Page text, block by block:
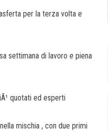
per la terza volta e
settimana di lavoro e piena
quotati ed esperti
mischia , con due primi